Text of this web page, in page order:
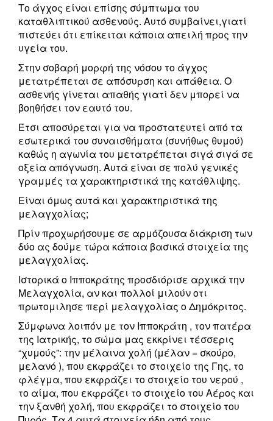
Το άγχος είναι επίσης σύμπτωμα του
καταθλιπτικού ασθενούς. Αυτό συμβαίνει,γιατί
πιστεύει ότι επίκειται κάποια απειλή προς την
υγεία του.
Στην σοβαρή μορφή της νόσου το άγχος
μετατρέπεται σε απόσυρση και απάθεια. Ο
ασθενής γίνεται απαθής γιατί δεν μπορεί να
βοηθήσει τον εαυτό του.
Έτσι αποσύρεται για να προστατευτεί από τα
εσωτερικά του συναισθήματα (συνήθως θυμού)
καθώς η αγωνία του μετατρέπεται σιγά σιγά σε
οξεία απόγνωση. Αυτά είναι σε πολύ γενικές
γραμμές τα χαρακτηριστικά της κατάθλιψης.
Είναι όμως αυτά και χαρακτηριστικά της
μελαγχολίας;
Πρίν προχωρήσουμε σε αρμόζουσα διάκριση των
δύο ας δούμε τώρα κάποια βασικά στοιχεία της
μελαγχολίας.
Ιστορικά ο Ιπποκράτης προσδιόρισε αρχικά την
Μελαγχολία, αν και πολλοί μιλούν οτι
πρωτομιλησε περί μελαγχολίας ο Δημόκριτος.
Σύμφωνα λοιπόν με τον Ιπποκράτη , τον πατέρα
της Ιατρικής, το σώμα μας εκκρίνει τέσσερις
“χυμούς”: την μέλαινα χολή (μέλαν = σκούρο,
μελανό ), που εκφράζει το στοιχείο της Γης, το
φλέγμα, που εκφράζει το στοιχείο του νερού ,
το αίμα, που εκφράζει το στοιχείο του Αέρος και
την ξανθή χολή, που εκφράζει το στοιχείο του